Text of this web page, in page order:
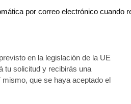
por correo electrónico cuando
en la legislación de la UE
tu solicitud y recibirás una
que se haya aceptado el